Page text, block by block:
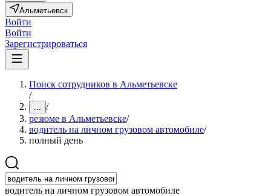
Альметьевск
Войти
Войти
Зарегистрироваться
Поиск сотрудников в Альметьевске
/
... /
резюме в Альметьевске/
водитель на личном грузовом автомобиле/
полный день
водитель на личном грузовом автомобиле